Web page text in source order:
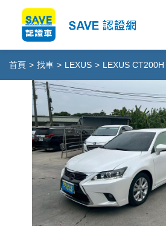
首頁 > 找車 > LEXUS > LEXUS CT200H